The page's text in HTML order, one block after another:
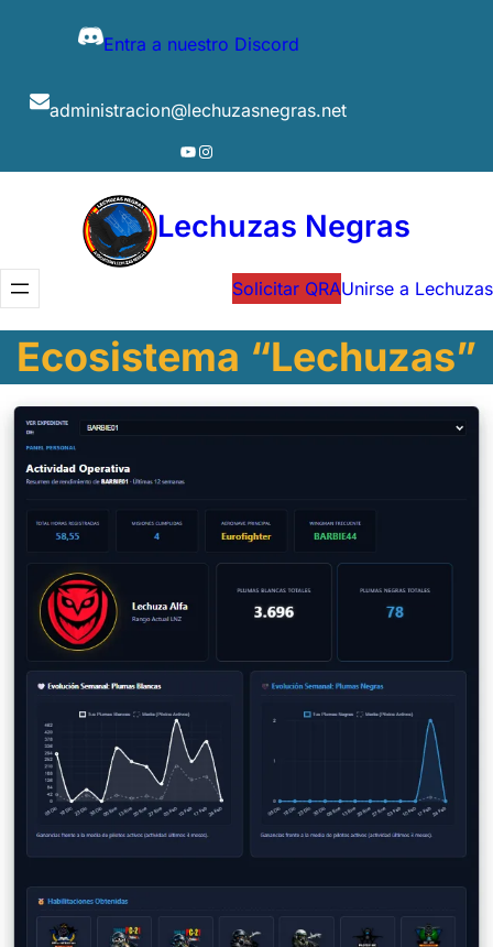
Entra a nuestro Discord
administracion@lechuzasnegras.net
YouTube
Instagram
Lechuzas Negras
Solicitar QRAUnirse a Lechuzas
Ecosistema “Lechuzas”